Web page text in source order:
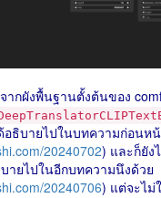
ากผังพื้นฐานตั้งต้นของ
ธิบายไปในบทความก่อนห
20240702) และก็ยัง
ายไปในอีกบทความนึงด้วย
20240706) แต่จะไม่